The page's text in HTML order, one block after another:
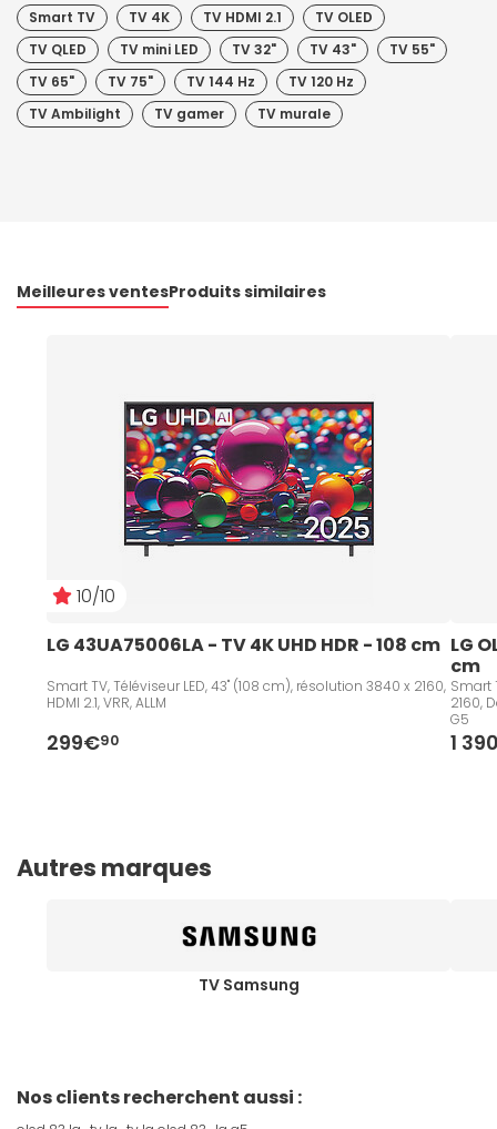
Smart TV TV 4K TV HDMI 2.1
TV OLED
TV QLED
TV mini LED TV 32" TV 43"
TV 55"
TV 65"
TV 75" TV 144 Hz
TV 120 Hz
TV Ambilight
TV gamer TV murale
Meilleures ventesProduits similaires
10/10
LG 43UA75006LA - TV 4K UHD HDR - 108 cm
Smart TV, Téléviseur LED, 43" (108 cm), résolution 3840 x 2160,
HDMI 2.1, VRR, ALLM
299€90
LG
cm
Smart
2160,
G5
1
Autres marques
TV Samsung
Nos clients recherchent aussi :